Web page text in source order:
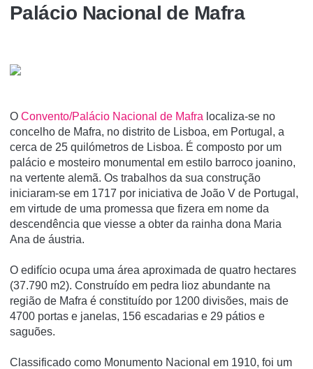
Palácio Nacional de Mafra
O Convento/Palácio Nacional de Mafra localiza-se no
concelho de Mafra, no distrito de Lisboa, em Portugal, a
cerca de 25 quilómetros de Lisboa. É composto por um
palácio e mosteiro monumental em estilo barroco joanino,
na vertente alemã. Os trabalhos da sua construção
iniciaram-se em 1717 por iniciativa de João V de Portugal,
em virtude de uma promessa que fizera em nome da
descendência que viesse a obter da rainha dona Maria
Ana de áustria.
O edifí­cio ocupa uma área aproximada de quatro hectares
(37.790 m2). Construí­do em pedra lioz abundante na
região de Mafra é constituí­do por 1200 divisões, mais de
4700 portas e janelas, 156 escadarias e 29 pátios e
saguões.
Classificado como Monumento Nacional em 1910, foi um